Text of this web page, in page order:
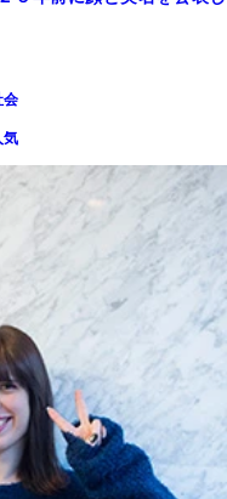
会
気